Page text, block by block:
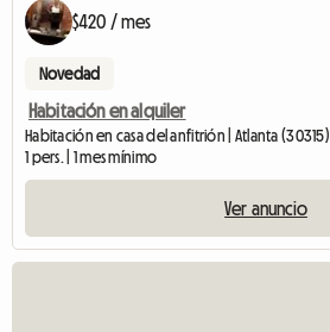
$420 / mes
Novedad
Habitación en alquiler
Habitación en casa del anfitrión | Atlanta (30315)
1 pers. | 1 mes mínimo
Ver anuncio